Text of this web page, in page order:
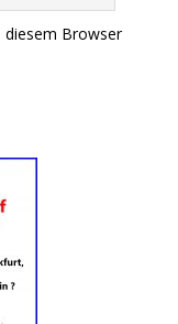
diesem Browser